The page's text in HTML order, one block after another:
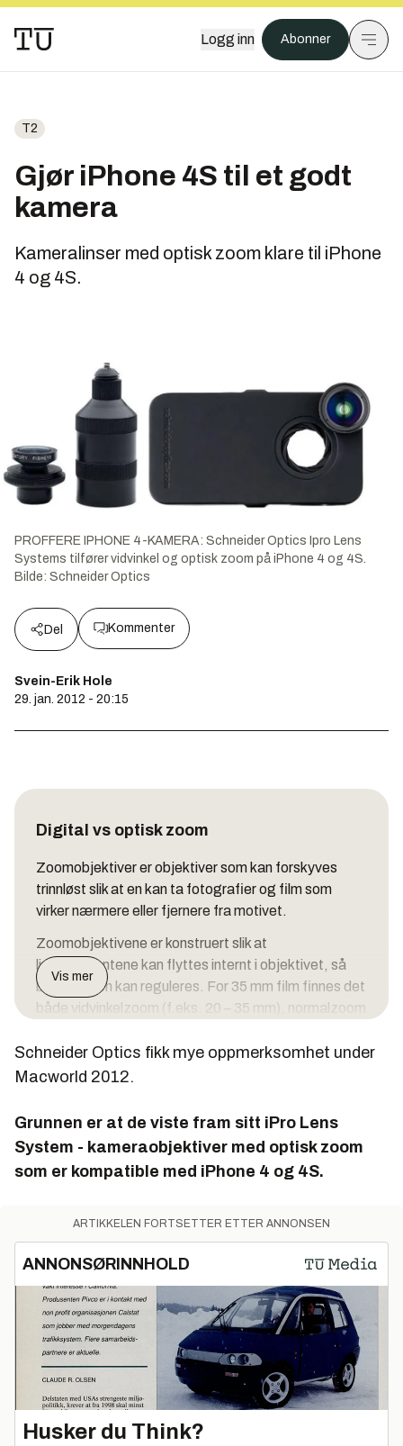
Logg inn Abonner
T2
Gjør iPhone 4S til et godt
kamera
Kameralinser med optisk zoom klare til iPhone
4 og 4S.
PROFFERE IPHONE 4-KAMERA: Schneider Optics Ipro Lens
Systems tilfører vidvinkel og optisk zoom på iPhone 4 og 4S.
Bilde: Schneider Optics
Del Kommenter
Svein-Erik Hole
29. jan. 2012 - 20:15
Digital vs optisk zoom
Zoomobjektiver er objektiver som kan forskyves
trinnløst slik at en kan ta fotografier og film som
virker nærmere eller fjernere fra motivet.
Zoomobjektivene er konstruert slik at
linseelementene kan flyttes internt i objektivet, så
brennvidden kan reguleres. For 35 mm film finnes det
både vidvinkelzoom (f.eks. 20 – 35 mm), normalzoom
mm). Zoomobjektiver angis også ofte med en
forstørrelsesgrad, f.eks. 3X, som er forholdet
Digitale kompaktkameraer oppgis ofte å ha «digital
zoom». Til forskjell fra optisk zoom er dette en
simulert zoom som oppnås ved at et utsnitt av bildet
Den samme effekten kan oppnås ved å forstørre et
utsnitt av et digitalfoto i et bildebehandlingsprogram
Vis mer
Schneider Optics fikk mye oppmerksomhet under
Macworld 2012.
Grunnen er at de viste fram sitt iPro Lens
System - kameraobjektiver med optisk zoom
som er kompatible med iPhone 4 og 4S.
ARTIKKELEN FORTSETTER ETTER ANNONSEN
ANNONSØRINNHOLD
Husker du Think?